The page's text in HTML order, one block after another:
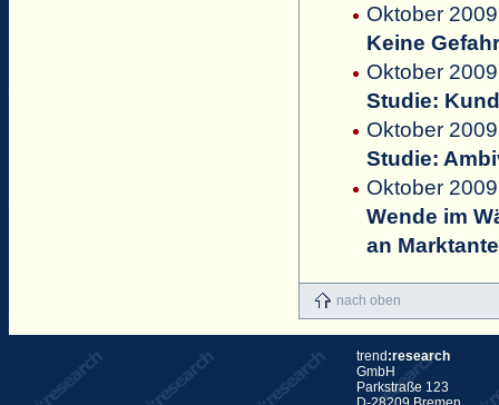
Oktober
Keine
Oktober
Studie:
Oktober
Studie:
Oktober
Wende im
an
nach oben
trend :research
GmbH
Parkstraße 123